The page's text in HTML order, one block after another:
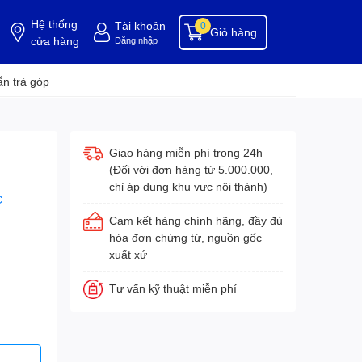
cụ buồng phòng dụng cụ vệ sinh hóa chất tẩy rửa hóa chất vệ sinh
Hệ thống
cửa hàng
Tài khoản
Đăng nhập
Giỏ hàng
0
trả góp
Giao hàng miễn phí trong 24h
(Đối với đơn hàng từ 5.000.000,
chỉ áp dụng khu vực nội thành)
Cam kết hàng chính hãng, đầy đủ
hóa đơn chứng từ, nguồn gốc
xuất xứ
Tư vấn kỹ thuật miễn phí